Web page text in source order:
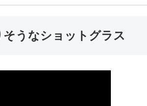
うなショットグラス